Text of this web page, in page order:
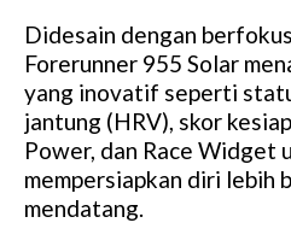
Didesain dengan
Forerunner 955 Solar
yang inovatif seperti
jantung (HRV), skor
Power, dan Race Widget
mempersiapkan diri lebih
mendatang.